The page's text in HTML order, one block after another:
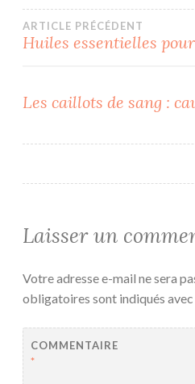
Navigation
l’article
ARTICLE PRÉCÉDENT
Huiles essentielles
Les caillots de sang :
Laisser un
Votre adresse e-mail ne sera
obligatoires sont indiqués avec
COMMENTAIRE
*